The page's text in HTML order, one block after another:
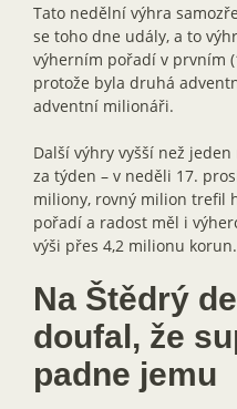
Tato nedělní výhra
se toho dne udály, a to
výherním pořadí v prvním
protože byla druhá
adventní milionáři.
Další výhry vyšší než
za týden – v neděli 17.
miliony, rovný milion trefil
pořadí a radost měl i
výši přes 4,2 milionu korun.
Na Štědrý
doufal, že
padne jemu